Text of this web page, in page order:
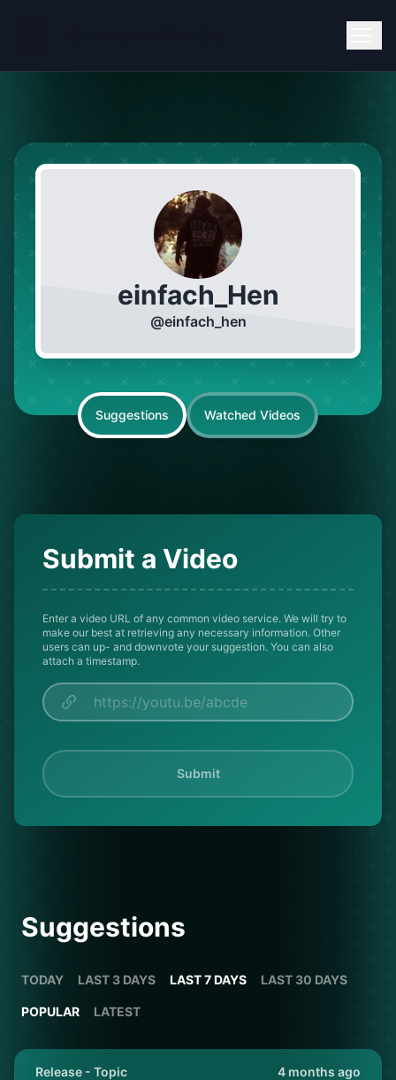
einfach_Hen
@einfach_hen
Suggestions Watched Videos
Submit a Video
Enter a video URL of any common video service. We will try to
make our best at retrieving any necessary information. Other
users can up- and downvote your suggestion. You can also
attach a timestamp.
Submit
Suggestions
TODAY LAST 3 DAYS LAST 7 DAYS LAST 30 DAYS
POPULAR LATEST
Release - Topic 4 months ago